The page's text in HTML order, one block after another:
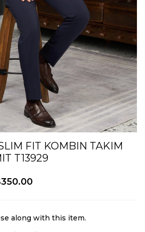
FIT KOMBIN TAKIM
T13929
along with this item.